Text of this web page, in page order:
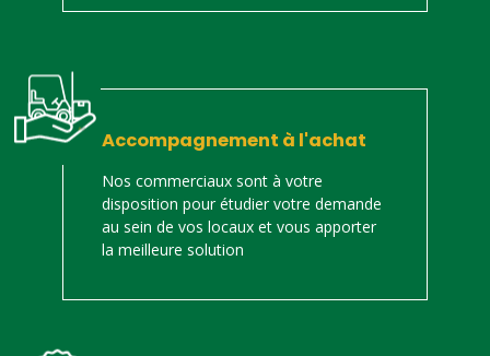
Accompagnement à l'achat
Nos commerciaux sont à votre
disposition pour étudier votre demande
au sein de vos locaux et vous apporter
la meilleure solution